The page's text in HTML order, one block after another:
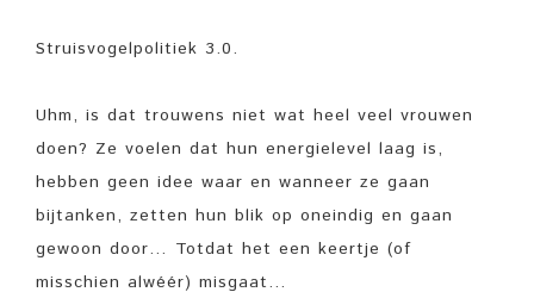
Struisvogelpolitiek 3.0.
Uhm, is dat trouwens niet wat heel veel vrouwen
doen? Ze voelen dat hun energielevel laag is,
hebben geen idee waar en wanneer ze gaan
bijtanken, zetten hun blik op oneindig en gaan
gewoon door… Totdat het een keertje (of
misschien alwéér) misgaat…